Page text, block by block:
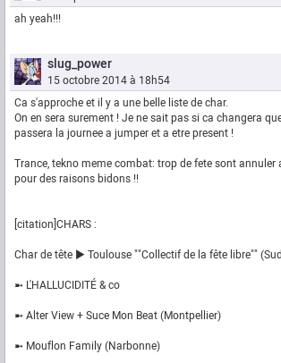
ah yeah!!!
slug_power
15 octobre 2014 à 18h54
Ca s'approche et il y a une belle liste de char.
On en sera surement ! Je ne sait pas si ca changera
passera la journee a jumper et a etre present !
Trance, tekno meme combat: trop de fete sont
pour des raisons bidons !!
[citation]CHARS :
Char de tête ▶︎ Toulouse ""Collectif de la fête libre""
➼ L'HALLUCIDITÉ & co
➼ Alter View + Suce Mon Beat (Montpellier)
➼ Mouflon Family (Narbonne)